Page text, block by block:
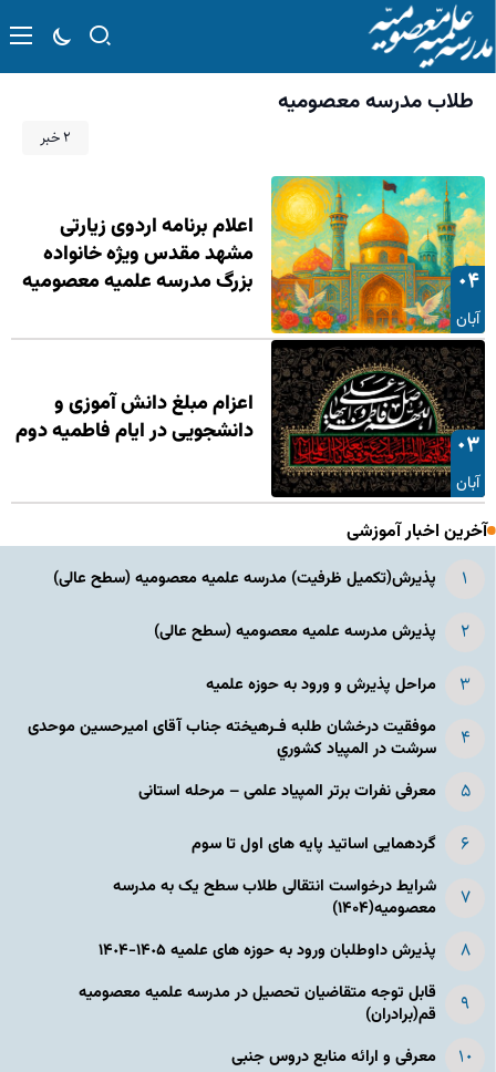
طلاب مدرسه معصومیه
۲ خبر
۰۴
آبان
اعلام برنامه اردوی زیارتی
مشهد مقدس ویژه خانواده
بزرگ مدرسه علمیه معصومیه
۰۳
آبان
اعزام مبلغ دانش آموزی و
دانشجویی در ایام فاطمیه دوم
آخرین اخبار آموزشی
پذیرش(تکمیل ظرفیت) مدرسه علمیه معصومیه‌ (سطح عالی)
پذیرش مدرسه علمیه معصومیه‌ (سطح عالی)
مراحل پذیرش و ورود به حوزه علمیه
موفقیت درخشان طلبه فـرهیخته جناب آقای امیرحسین موحدی
سرشت در المپياد كشوري
معرفی نفرات برتر المپیاد علمی – مرحله استانی
گردهمایی اساتید پایه های اول تا سوم
شرایط درخواست انتقالی طلاب سطح یک به مدرسه
معصومیه(۱۴۰۴)
پذیرش داوطلبان ورود به حوزه های علمیه ١۴٠۵-١۴٠۴
قابل توجه متقاضیان تحصیل در مدرسه علمیه معصومیه
قم(برادران)
معرفی و ارائه منابع دروس جنبی